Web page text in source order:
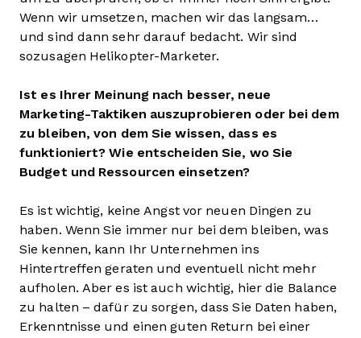
Wenn wir umsetzen, machen wir das langsam…
und sind dann sehr darauf bedacht. Wir sind
sozusagen Helikopter-Marketer.
Ist es Ihrer Meinung nach besser, neue
Marketing-Taktiken auszuprobieren oder bei dem
zu bleiben, von dem Sie wissen, dass es
funktioniert? Wie entscheiden Sie, wo Sie
Budget und Ressourcen einsetzen?
Es ist wichtig, keine Angst vor neuen Dingen zu
haben. Wenn Sie immer nur bei dem bleiben, was
Sie kennen, kann Ihr Unternehmen ins
Hintertreffen geraten und eventuell nicht mehr
aufholen. Aber es ist auch wichtig, hier die Balance
zu halten – dafür zu sorgen, dass Sie Daten haben,
Erkenntnisse und einen guten Return bei einer